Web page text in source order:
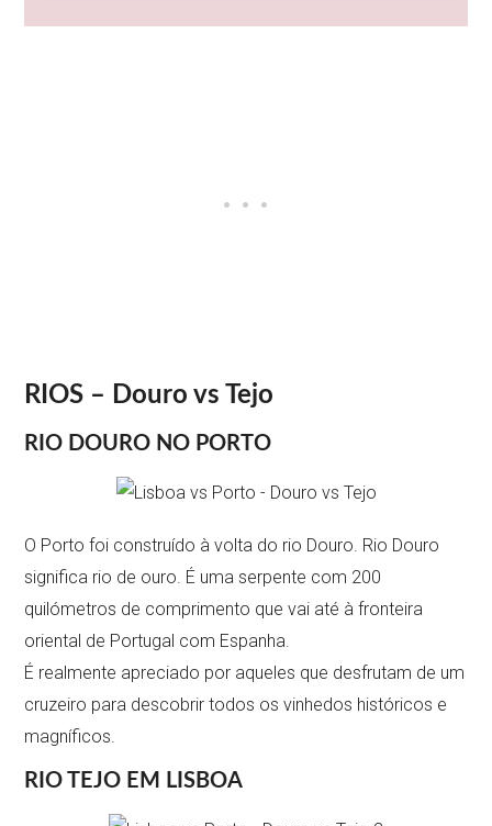
RIOS – Douro vs Tejo
RIO DOURO NO PORTO
O Porto foi construído à volta do rio Douro. Rio Douro
significa rio de ouro. É uma serpente com 200
quilómetros de comprimento que vai até à fronteira
oriental de Portugal com Espanha.
É realmente apreciado por aqueles que desfrutam de um
cruzeiro para descobrir todos os vinhedos históricos e
magníficos.
RIO TEJO EM LISBOA